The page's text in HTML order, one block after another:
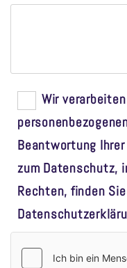
Wir
Beantwortung
zum Datenschutz,
Rechten, finden